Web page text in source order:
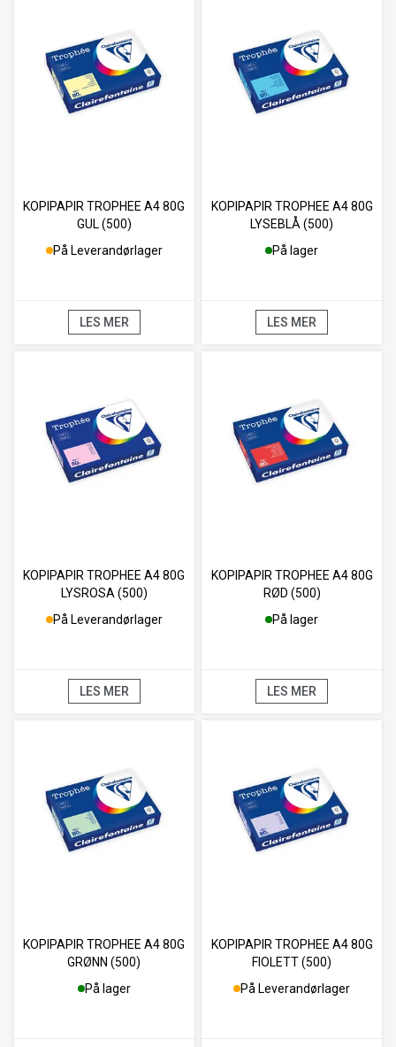
KOPIPAPIR TROPHEE A4 80G
GUL (500)
På Leverandørlager
LES MER
KOPIPAPIR TROPHEE A4 80G
LYSEBLÅ (500)
På lager
LES MER
KOPIPAPIR TROPHEE A4 80G
LYSROSA (500)
På Leverandørlager
LES MER
KOPIPAPIR TROPHEE A4 80G
RØD (500)
På lager
LES MER
KOPIPAPIR TROPHEE A4 80G
GRØNN (500)
På lager
KOPIPAPIR TROPHEE A4 80G
FIOLETT (500)
På Leverandørlager